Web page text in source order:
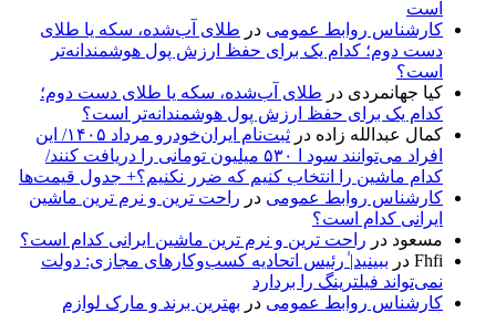
است
کارشناس روابط عمومی در طلای آب‌شده، سکه یا طلای
دست دوم؛ کدام یک برای حفظ ارزش پول هوشمندانه‌تر
است؟
کیا جهانمردی در طلای آب‌شده، سکه یا طلای دست دوم؛
کدام یک برای حفظ ارزش پول هوشمندانه‌تر است؟
کمال عبدالله زاده در
ثبت‌نام ایران‌خودرو مرداد ۱۴۰۵/ این
افراد می‌توانند سود ا ۵۳۰ میلیون تومانی را دریافت کنند/
کدام ماشین را انتخاب کنیم که ضرر نکنیم؟+ جدول قیمت‌ها
کارشناس روابط عمومی در راحت ترین و نرم ترین ماشین
ایرانی کدام است؟
مسعود در راحت ترین و نرم ترین ماشین ایرانی کدام است؟
Fhfi در ببینید| ٰرئیس اتحادیه کسب‌وکارهای مجازی: دولت
نمی‌تواند فیلترینگ را بردارد
کارشناس روابط عمومی در بهترین برند و مارک لوازم